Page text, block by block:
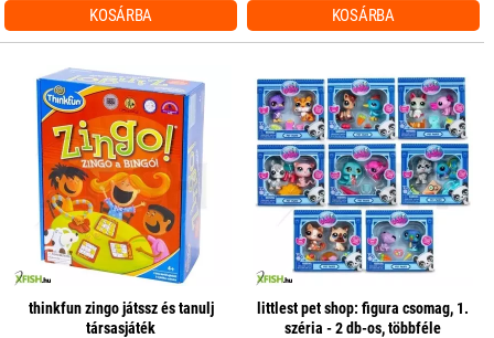
KOSÁRBA KOSÁRBA
thinkfun zingo játssz és tanulj
társasjáték
littlest pet shop: figura csomag, 1.
széria - 2 db-os, többféle